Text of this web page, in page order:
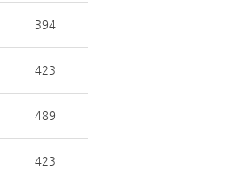
394
423
489
423